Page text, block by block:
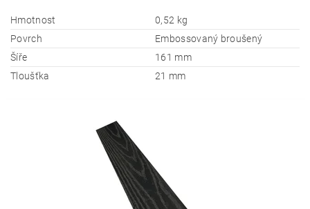
Hmotnost
0,52 kg
Povrch
Embossovaný broušený
Šíře
161 mm
Tloušťka
21 mm